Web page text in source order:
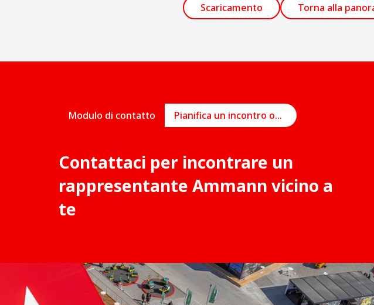
Scaricamento Torna alla
Modulo di contatto Pianifica un incontro online
Contattaci per incontrare un
rappresentante Ammann vicino a
te